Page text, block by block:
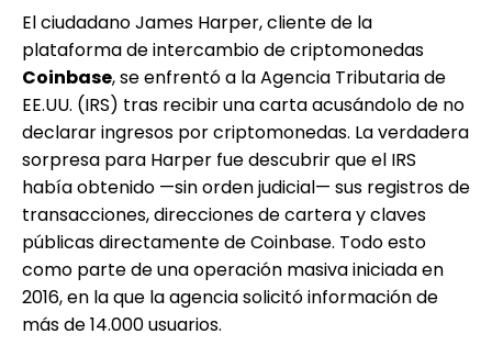
El ciudadano James Harper, cliente de la
plataforma de intercambio de criptomonedas
Coinbase, se enfrentó a la Agencia Tributaria de
EE.UU. (IRS) tras recibir una carta acusándolo de no
declarar ingresos por criptomonedas. La verdadera
sorpresa para Harper fue descubrir que el IRS
había obtenido —sin orden judicial— sus registros de
transacciones, direcciones de cartera y claves
públicas directamente de Coinbase. Todo esto
como parte de una operación masiva iniciada en
2016, en la que la agencia solicitó información de
más de 14.000 usuarios.